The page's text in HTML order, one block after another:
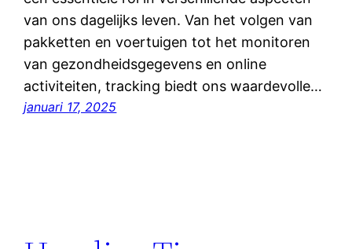
van ons dagelijks leven. Van het volgen van
pakketten en voertuigen tot het monitoren
van gezondheidsgegevens en online
activiteiten, tracking biedt ons waardevolle…
januari 17, 2025